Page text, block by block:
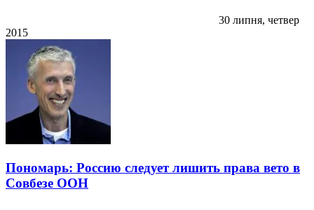
30 липня, четвер
2015
Пономарь: Россию следует лишить права вето в
Совбезе ООН